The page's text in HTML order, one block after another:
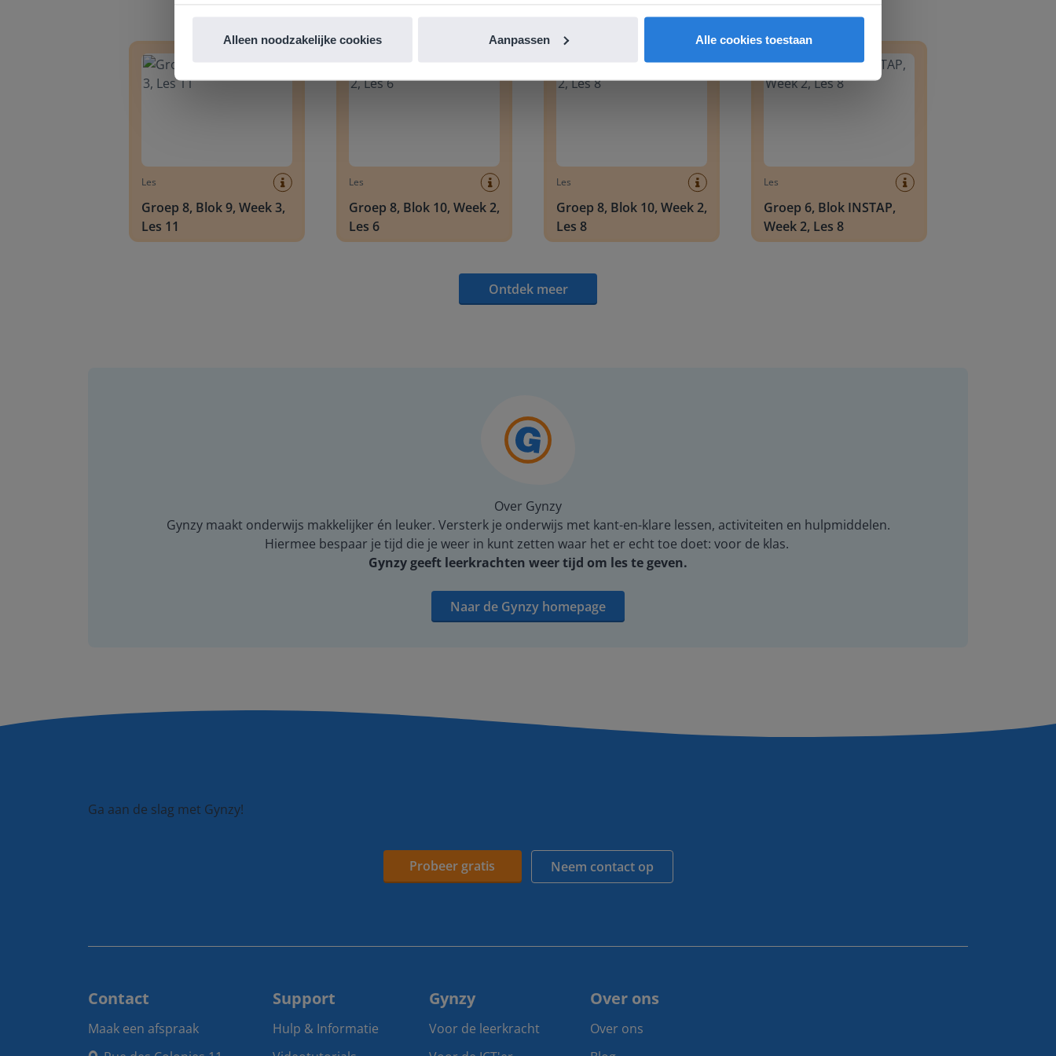
Alleen noodzakelijke cookies Aanpassen Alle cookies toestaan
Groep 8, Blok 9, Week 3, Les 11
Les
Groep 8, Blok 9, Week 3,
Les 11
Groep 8, Blok 10, Week 2, Les 6
Les
Groep 8, Blok 10, Week 2,
Les 6
Groep 8, Blok 10, Week 2, Les 8
Les
Groep 8, Blok 10, Week 2,
Les 8
Groep 6, Blok INSTAP, Week 2, Les 8
Les
Groep 6, Blok INSTAP,
Week 2, Les 8
Ontdek meer
Over Gynzy
Gynzy maakt onderwijs makkelijker én leuker. Versterk je onderwijs met kant-en-klare lessen, activiteiten en hulpmiddelen.
Hiermee bespaar je tijd die je weer in kunt zetten waar het er echt toe doet: voor de klas.
Gynzy geeft leerkrachten weer tijd om les te geven.
Naar de Gynzy homepage
Ga aan de slag met Gynzy!
Probeer gratis Neem contact op
Contact
Maak een afspraak
Support
Hulp & Informatie
Gynzy
Voor de leerkracht
Over ons
Over ons